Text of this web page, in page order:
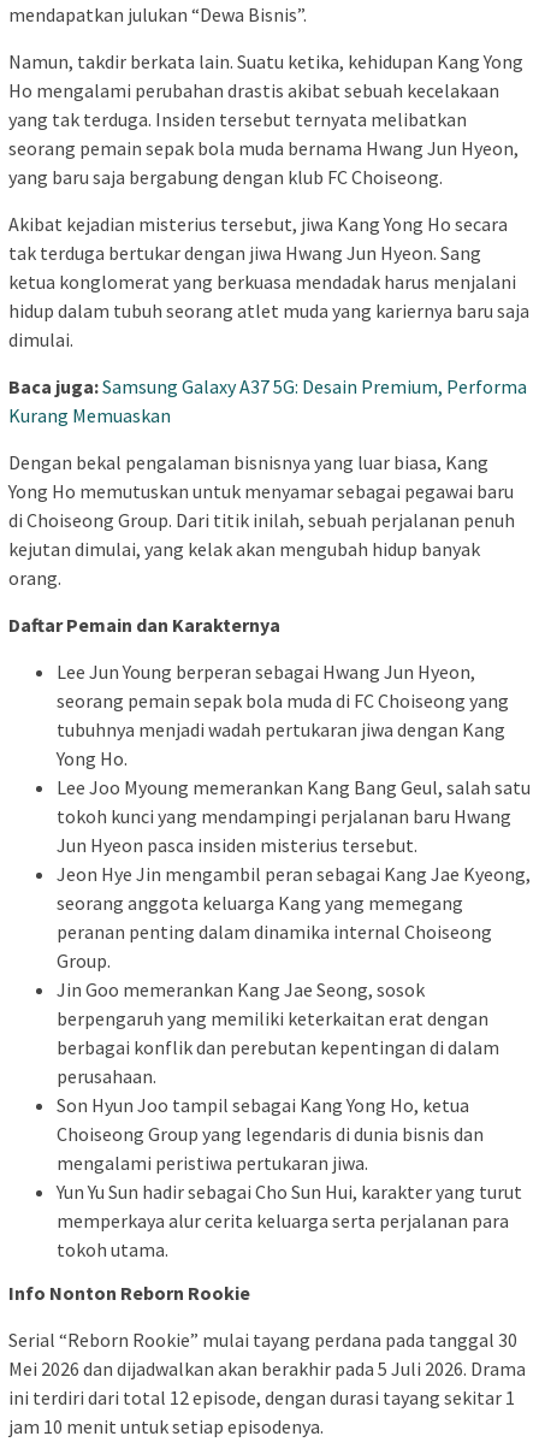
mendapatkan julukan “Dewa Bisnis”.
Namun, takdir berkata lain. Suatu ketika, kehidupan Kang Yong
Ho mengalami perubahan drastis akibat sebuah kecelakaan
yang tak terduga. Insiden tersebut ternyata melibatkan
seorang pemain sepak bola muda bernama Hwang Jun Hyeon,
yang baru saja bergabung dengan klub FC Choiseong.
Akibat kejadian misterius tersebut, jiwa Kang Yong Ho secara
tak terduga bertukar dengan jiwa Hwang Jun Hyeon. Sang
ketua konglomerat yang berkuasa mendadak harus menjalani
hidup dalam tubuh seorang atlet muda yang kariernya baru saja
dimulai.
Baca juga:Samsung Galaxy A37 5G: Desain Premium, Performa
Kurang Memuaskan
Dengan bekal pengalaman bisnisnya yang luar biasa, Kang
Yong Ho memutuskan untuk menyamar sebagai pegawai baru
di Choiseong Group. Dari titik inilah, sebuah perjalanan penuh
kejutan dimulai, yang kelak akan mengubah hidup banyak
orang.
Daftar Pemain dan Karakternya
Lee Jun Young berperan sebagai Hwang Jun Hyeon,
seorang pemain sepak bola muda di FC Choiseong yang
tubuhnya menjadi wadah pertukaran jiwa dengan Kang
Yong Ho.
Lee Joo Myoung memerankan Kang Bang Geul, salah satu
tokoh kunci yang mendampingi perjalanan baru Hwang
Jun Hyeon pasca insiden misterius tersebut.
Jeon Hye Jin mengambil peran sebagai Kang Jae Kyeong,
seorang anggota keluarga Kang yang memegang
peranan penting dalam dinamika internal Choiseong
Group.
Jin Goo memerankan Kang Jae Seong, sosok
berpengaruh yang memiliki keterkaitan erat dengan
berbagai konflik dan perebutan kepentingan di dalam
perusahaan.
Son Hyun Joo tampil sebagai Kang Yong Ho, ketua
Choiseong Group yang legendaris di dunia bisnis dan
mengalami peristiwa pertukaran jiwa.
Yun Yu Sun hadir sebagai Cho Sun Hui, karakter yang turut
memperkaya alur cerita keluarga serta perjalanan para
tokoh utama.
Info Nonton Reborn Rookie
Serial “Reborn Rookie” mulai tayang perdana pada tanggal 30
Mei 2026 dan dijadwalkan akan berakhir pada 5 Juli 2026. Drama
ini terdiri dari total 12 episode, dengan durasi tayang sekitar 1
jam 10 menit untuk setiap episodenya.